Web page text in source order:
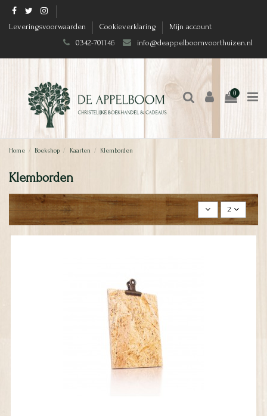
Leveringsvoorwaarden Cookieverklaring
Mijn account
0342-701146
info@deappelboomvoorthuizen.nl
0
Home Boekshop Kaarten Klemborden
Klemborden
2